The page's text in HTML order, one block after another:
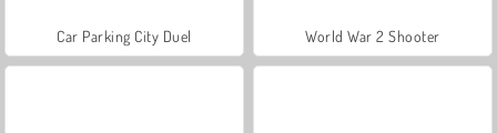
Car Parking City Duel World War 2 Shooter